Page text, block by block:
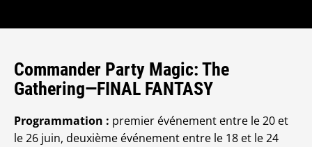
Commander Party Magic: The
Gathering—FINAL FANTASY
Programmation : premier événement entre le 20 et
le 26 juin, deuxième événement entre le 18 et le 24